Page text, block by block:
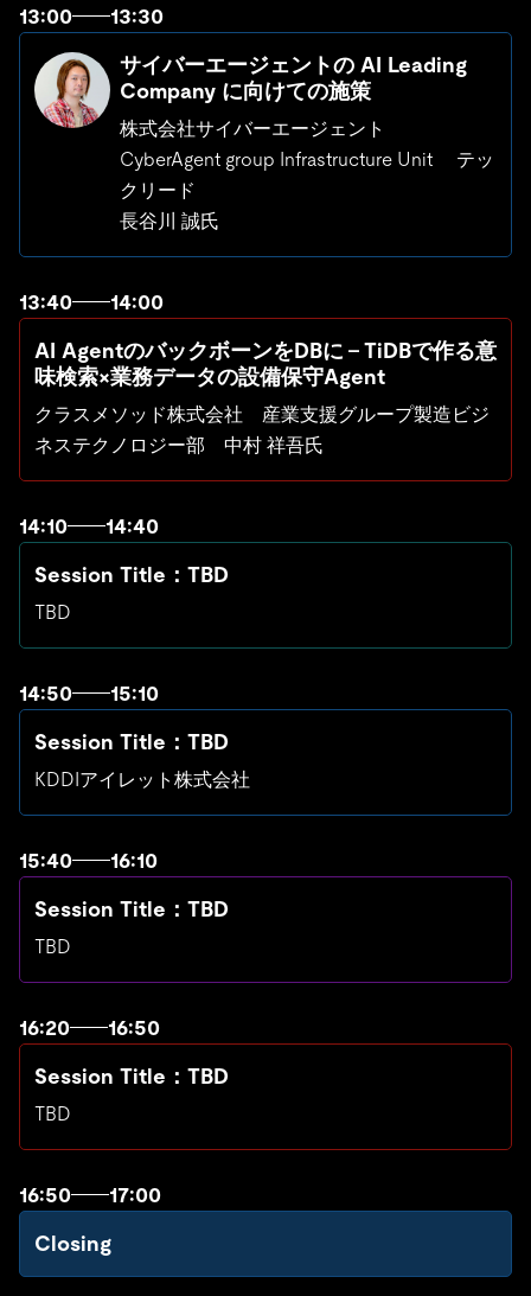
13:00
13:30
サイバーエージェントの AI Leading
Company に向けての施策
株式会社サイバーエージェント
CyberAgent group Infrastructure Unit テッ
クリード
長谷川 誠氏
13:40
14:00
AI AgentのバックボーンをDBに - TiDBで作る意
味検索×業務データの設備保守Agent
クラスメソッド株式会社 産業支援グループ製造ビジ
ネステクノロジー部 中村 祥吾氏
14:10
14:40
Session Title：TBD
TBD
14:50
15:10
Session Title：TBD
KDDIアイレット株式会社
15:40
16:10
Session Title：TBD
TBD
16:20
16:50
Session Title：TBD
TBD
16:50
17:00
Closing